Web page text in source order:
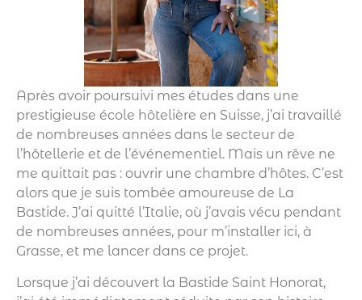
Après avoir poursuivi mes études dans une
prestigieuse école hôtelière en Suisse, j’ai travaillé
de nombreuses années dans le secteur de
l’hôtellerie et de l’événementiel. Mais un rêve ne
me quittait pas : ouvrir une chambre d’hôtes. C’est
alors que je suis tombée amoureuse de La
Bastide. J’ai quitté l’Italie, où j’avais vécu pendant
de nombreuses années, pour m’installer ici, à
Grasse, et me lancer dans ce projet.
Lorsque j’ai découvert la Bastide Saint Honorat,